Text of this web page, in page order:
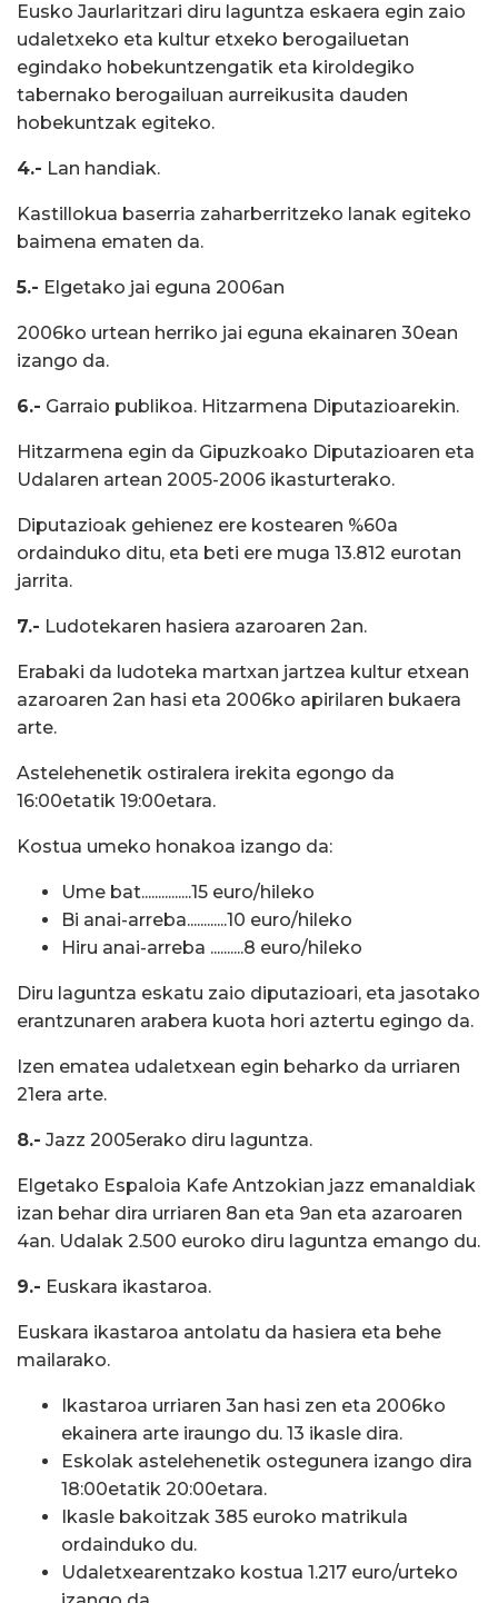
Eusko Jaurlaritzari diru laguntza eskaera egin zaio
udaletxeko eta kultur etxeko berogailuetan
egindako hobekuntzengatik eta kiroldegiko
tabernako berogailuan aurreikusita dauden
hobekuntzak egiteko.
4.- Lan handiak.
Kastillokua baserria zaharberritzeko lanak egiteko
baimena ematen da.
5.- Elgetako jai eguna 2006an
2006ko urtean herriko jai eguna ekainaren 30ean
izango da.
6.- Garraio publikoa. Hitzarmena Diputazioarekin.
Hitzarmena egin da Gipuzkoako Diputazioaren eta
Udalaren artean 2005-2006 ikasturterako.
Diputazioak gehienez ere kostearen %60a
ordainduko ditu, eta beti ere muga 13.812 eurotan
jarrita.
7.- Ludotekaren hasiera azaroaren 2an.
Erabaki da ludoteka martxan jartzea kultur etxean
azaroaren 2an hasi eta 2006ko apirilaren bukaera
arte.
Astelehenetik ostiralera irekita egongo da
16:00etatik 19:00etara.
Kostua umeko honakoa izango da:
Ume bat...............15 euro/hileko
Bi anai-arreba............10 euro/hileko
Hiru anai-arreba ..........8 euro/hileko
Diru laguntza eskatu zaio diputazioari, eta jasotako
erantzunaren arabera kuota hori aztertu egingo da.
Izen ematea udaletxean egin beharko da urriaren
21era arte.
8.- Jazz 2005erako diru laguntza.
Elgetako Espaloia Kafe Antzokian jazz emanaldiak
izan behar dira urriaren 8an eta 9an eta azaroaren
4an. Udalak 2.500 euroko diru laguntza emango du.
9.- Euskara ikastaroa.
Euskara ikastaroa antolatu da hasiera eta behe
mailarako.
Ikastaroa urriaren 3an hasi zen eta 2006ko
ekainera arte iraungo du. 13 ikasle dira.
Eskolak astelehenetik ostegunera izango dira
18:00etatik 20:00etara.
Ikasle bakoitzak 385 euroko matrikula
ordainduko du.
Udaletxearentzako kostua 1.217 euro/urteko